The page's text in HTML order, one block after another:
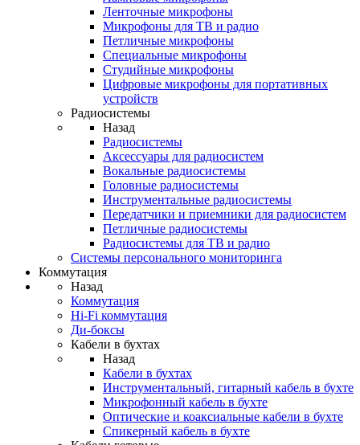
Ленточные микрофоны
Микрофоны для ТВ и радио
Петличные микрофоны
Специальные микрофоны
Студийные микрофоны
Цифровые микрофоны для портативных
устройств
Радиосистемы
Назад
Радиосистемы
Аксессуары для радиосистем
Вокальные радиосистемы
Головные радиосистемы
Инструментальные радиосистемы
Передатчики и приемники для радиосистем
Петличные радиосистемы
Радиосистемы для ТВ и радио
Системы персонального мониторинга
Коммутация
Назад
Коммутация
Hi-Fi коммутация
Ди-боксы
Кабели в бухтах
Назад
Кабели в бухтах
Инструментальный, гитарный кабель в бухте
Микрофонный кабель в бухте
Оптические и коаксиальные кабели в бухте
Спикерный кабель в бухте